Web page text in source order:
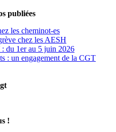
publiées
les cheminot-es
chez les AESH
du 1er au 5 juin 2026
: un engagement de la CGT
!